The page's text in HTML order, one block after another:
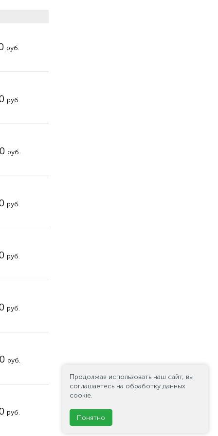
руб.
руб.
руб.
руб.
руб.
руб.
руб.
руб.
Продолжая использовать наш сайт, вы
соглашаетесь на обработку данных
cookie.
Понятно